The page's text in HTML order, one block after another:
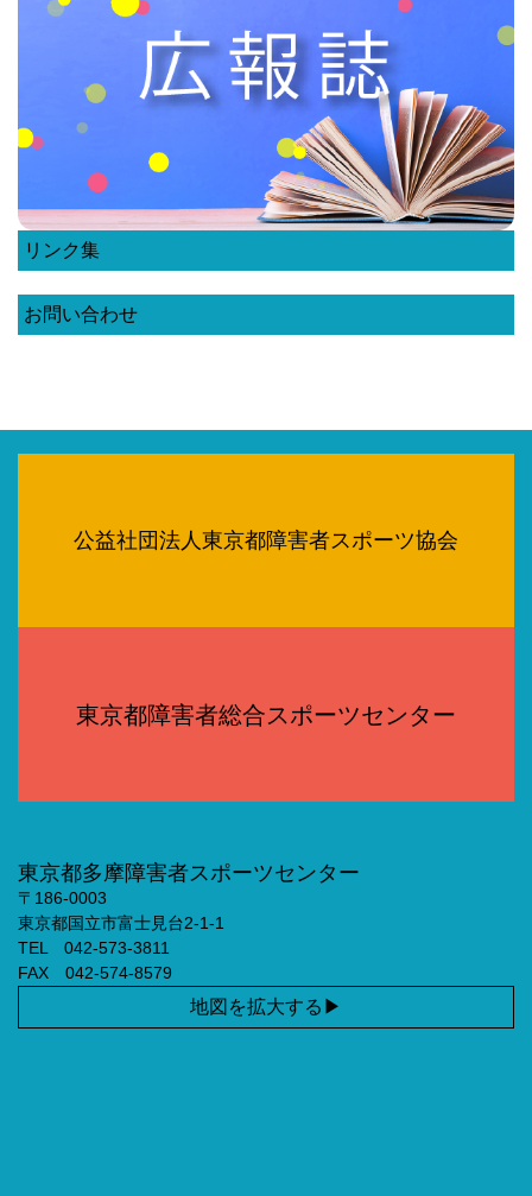
リンク集
お問い合わせ
公益社団法人東京都障害者スポーツ協会
東京都障害者総合スポーツセンター
東京都多摩障害者スポーツセンター
〒186-0003
東京都国立市富士見台2-1-1
TEL 042-573-3811
FAX 042-574-8579
地図を拡大する